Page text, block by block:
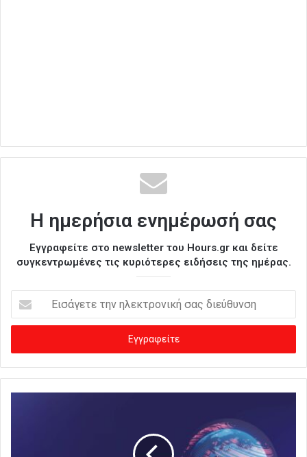
Η ημερήσια ενημέρωσή σας
Εγγραφείτε στο newsletter του Hours.gr και δείτε
συγκεντρωμένες τις κυριότερες ειδήσεις της ημέρας.
σ
γ
ε